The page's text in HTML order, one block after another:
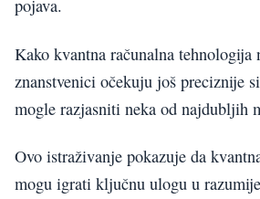
pojava.
Kako kvantna računalna tehnologija
znanstvenici očekuju još preciznije
mogle razjasniti neka od najdubljih
Ovo istraživanje pokazuje da
mogu igrati ključnu ulogu u